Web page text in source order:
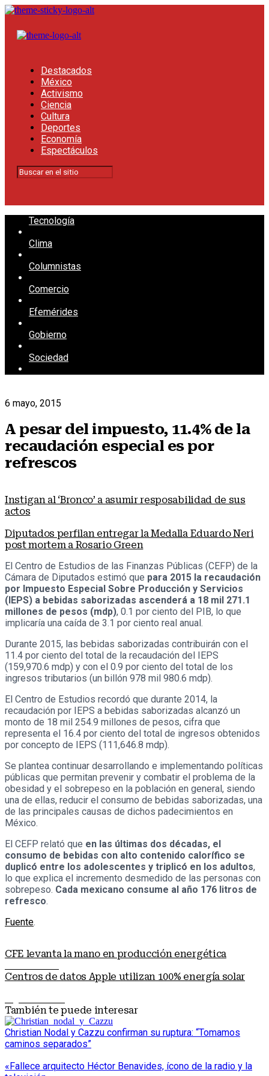
Destacados
México
Activismo
Ciencia
Cultura
Deportes
Economía
Espectáculos
Tecnología
Clima
Columnistas
Comercio
Efemérides
Gobierno
Sociedad
6 mayo, 2015
A pesar del impuesto, 11.4% de la
recaudación especial es por
refrescos
Instigan al ‘Bronco’ a asumir resposabilidad de sus
actos
Diputados perfilan entregar la Medalla Eduardo Neri
post mortem a Rosario Green
El Centro de Estudios de las Finanzas Públicas (CEFP) de la
Cámara de Diputados estimó que para 2015 la recaudación
por Impuesto Especial Sobre Producción y Servicios
(IEPS) a bebidas saborizadas ascenderá a 18 mil 271.1
millones de pesos (mdp), 0.1 por ciento del PIB, lo que
implicaría una caída de 3.1 por ciento real anual.
Durante 2015, las bebidas saborizadas contribuirán con el
11.4 por ciento del total de la recaudación del IEPS
(159,970.6 mdp) y con el 0.9 por ciento del total de los
ingresos tributarios (un billón 978 mil 980.6 mdp).
El Centro de Estudios recordó que durante 2014, la
recaudación por IEPS a bebidas saborizadas alcanzó un
monto de 18 mil 254.9 millones de pesos, cifra que
representa el 16.4 por ciento del total de ingresos obtenidos
por concepto de IEPS (111,646.8 mdp).
Se plantea continuar desarrollando e implementando políticas
públicas que permitan prevenir y combatir el problema de la
obesidad y el sobrepeso en la población en general, siendo
una de ellas, reducir el consumo de bebidas saborizadas, una
de las principales causas de dichos padecimientos en
México.
El CEFP relató que en las últimas dos décadas, el
consumo de bebidas con alto contenido calorífico se
duplicó entre los adolescentes y triplicó en los adultos,
lo que explica el incremento desmedido de las personas con
sobrepeso. Cada mexicano consume al año 176 litros de
refresco.
Fuente.
CFE levanta la mano en producción energética
Centros de datos Apple utilizan 100% energía solar
También te puede interesar
Christian Nodal y Cazzu confirman su ruptura: “Tomamos
caminos separados”
«Fallece arquitecto Héctor Benavides, ícono de la radio y la